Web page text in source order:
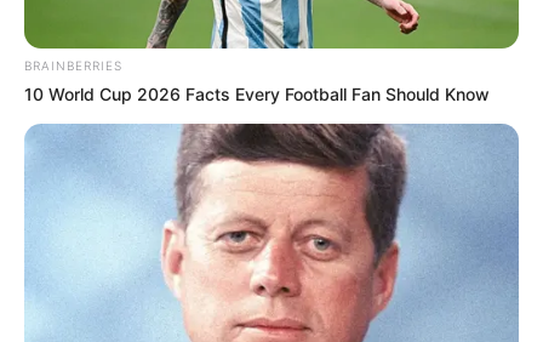
AIDA VICTORIA MERLANO
¿Nuevo romance a la
vista? Aida Victoria
Merlano y empresario
paisa levantan sospechas
AIDA VICTORIA MERLANO
BRAINBERRIES
10 World Cup 2026 Facts Every Football Fan Should Know